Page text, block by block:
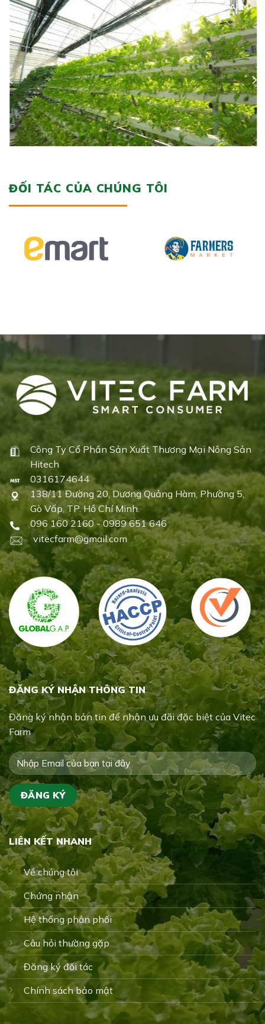
ĐỐI TÁC CỦA CHÚNG TÔI
Công Ty Cổ Phần Sản Xuất Thương Mại Nông Sản
Hitech
0316174644
138/11 Đường 20, Dương Quảng Hàm, Phường 5,
Gò Vấp, TP. Hồ Chí Minh.
096 160 2160 - 0989 651 646
vitecfarm@gmail.com
ĐĂNG KÝ NHẬN THÔNG TIN
Đăng ký nhận bản tin để nhận ưu đãi đặc biệt của Vitec
Farm
LIÊN KẾT NHANH
Về chúng tôi
Chứng nhận
Hệ thống phân phối
Câu hỏi thường gặp
Đăng ký đối tác
Chính sách bảo mật